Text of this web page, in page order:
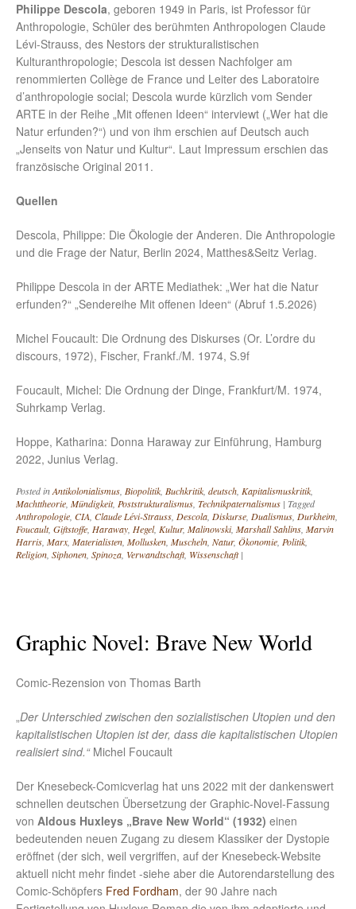
Philippe Descola, geboren 1949 in Paris, ist Professor für
Anthropologie, Schüler des berühmten Anthropologen Claude
Lévi-Strauss, des Nestors der strukturalistischen
Kulturanthropologie; Descola ist dessen Nachfolger am
renommierten Collège de France und Leiter des Laboratoire
d’anthropologie social; Descola wurde kürzlich vom Sender
ARTE in der Reihe „Mit offenen Ideen“ interviewt („Wer hat die
Natur erfunden?“) und von ihm erschien auf Deutsch auch
„Jenseits von Natur und Kultur“. Laut Impressum erschien das
französische Original 2011.
Quellen
Descola, Philippe: Die Ökologie der Anderen. Die Anthropologie
und die Frage der Natur, Berlin 2024, Matthes&Seitz Verlag.
Philippe Descola in der ARTE Mediathek: „Wer hat die Natur
erfunden?“ „Sendereihe Mit offenen Ideen“ (Abruf 1.5.2026)
Michel Foucault: Die Ordnung des Diskurses (Or. L’ordre du
discours, 1972), Fischer, Frankf./M. 1974, S.9f
Foucault, Michel: Die Ordnung der Dinge, Frankfurt/M. 1974,
Suhrkamp Verlag.
Hoppe, Katharina: Donna Haraway zur Einführung, Hamburg
2022, Junius Verlag.
Posted inAntikolonialismus, Biopolitik, Buchkritik, deutsch, Kapitalismuskritik,
Machttheorie, Mündigkeit, Poststrukturalismus, Technikpaternalismus | Tagged
Anthropologie, CIA, Claude Lévi-Strauss, Descola, Diskurse, Dualismus, Durkheim,
Foucault, Giftstoffe, Haraway, Hegel, Kultur, Malinowski, Marshall Sahlins, Marvin
Harris, Marx, Materialisten, Mollusken, Muscheln, Natur, Ökonomie, Politik,
Religion, Siphonen, Spinoza, Verwandtschaft, Wissenschaft |
Graphic Novel: Brave New World
Comic-Rezension von Thomas Barth
„Der Unterschied zwischen den sozialistischen Utopien und den
kapitalistischen Utopien ist der, dass die kapitalistischen Utopien
realisiert sind.“Michel Foucault
Der Knesebeck-Comicverlag hat uns 2022 mit der dankenswert
schnellen deutschen Übersetzung der Graphic-Novel-Fassung
von Aldous Huxleys „Brave New World“ (1932) einen
bedeutenden neuen Zugang zu diesem Klassiker der Dystopie
eröffnet (der sich, weil vergriffen, auf der Knesebeck-Website
aktuell nicht mehr findet -siehe aber die Autorendarstellung des
Comic-Schöpfers Fred Fordham, der 90 Jahre nach